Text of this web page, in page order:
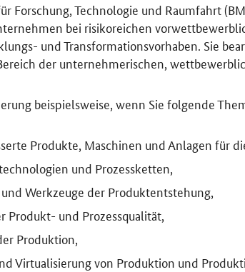
Forschung, Technologie und Raumfahrt
bei risikoreichen
und Transformationsvorhaben. Sie
der unternehmerischen,
beispielsweise, wenn Sie folgende
Produkte, Maschinen und Anlagen für
und Prozessketten,
Werkzeuge der Produktentstehung,
Produkt- und Prozessqualität,
Produktion,
Virtualisierung von Produktion und